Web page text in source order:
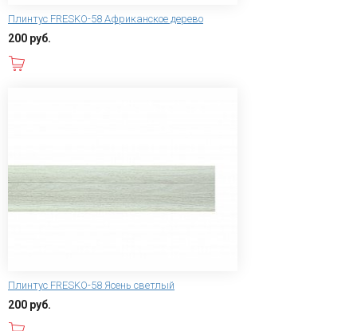
Плинтус FRESKO-58 Африканское дерево
200 руб.
Плинтус FRESKO-58 Ясень светлый
200 руб.